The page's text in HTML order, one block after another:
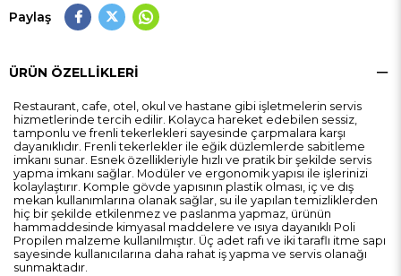
Paylaş
ÜRÜN ÖZELLIKLERI
Restaurant, cafe, otel, okul ve hastane gibi işletmelerin servis
hizmetlerinde tercih edilir. Kolayca hareket edebilen sessiz,
tamponlu ve frenli tekerlekleri sayesinde çarpmalara karşı
dayanıklıdır. Frenli tekerlekler ile eğik düzlemlerde sabitleme
imkanı sunar. Esnek özellikleriyle hızlı ve pratik bir şekilde servis
yapma imkanı sağlar. Modüler ve ergonomik yapısı ile işlerinizi
kolaylaştırır. Komple gövde yapısının plastik olması, iç ve dış
mekan kullanımlarına olanak sağlar, su ile yapılan temizliklerden
hiç bir şekilde etkilenmez ve paslanma yapmaz, ürünün
hammaddesinde kimyasal maddelere ve ısıya dayanıklı Poli
Propilen malzeme kullanılmıştır. Üç adet rafı ve iki taraflı itme sapı
sayesinde kullanıcılarına daha rahat iş yapma ve servis olanağı
sunmaktadır.